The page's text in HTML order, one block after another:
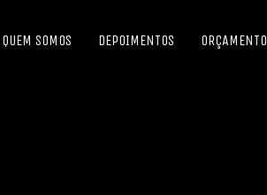
QUEM SOMOS DEPOIMENTOS ORÇAMENTO